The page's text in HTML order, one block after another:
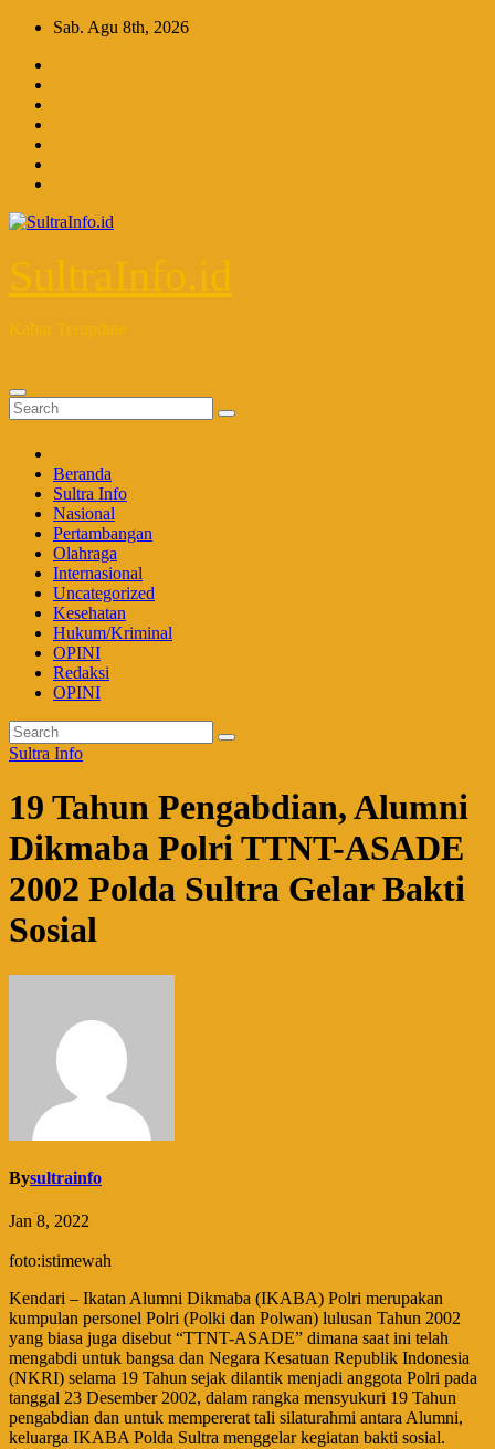
Skip
content
Sab. Agu 8th, 2026
SultraInfo.id
Kabar Terupdate
Beranda
Sultra Info
Nasional
Pertambangan
Olahraga
Internasional
Uncategorized
Kesehatan
Hukum/Kriminal
OPINI
Redaksi
OPINI
Sultra Info
19 Tahun Pengabdian, Alumni
Dikmaba Polri TTNT-ASADE
2002 Polda Sultra Gelar Bakti
Sosial
Bysultrainfo
Jan 8, 2022
foto:istimewah
Kendari – Ikatan Alumni Dikmaba (IKABA) Polri merupakan
kumpulan personel Polri (Polki dan Polwan) lulusan Tahun 2002
yang biasa juga disebut “TTNT-ASADE” dimana saat ini telah
mengabdi untuk bangsa dan Negara Kesatuan Republik Indonesia
(NKRI) selama 19 Tahun sejak dilantik menjadi anggota Polri pada
tanggal 23 Desember 2002, dalam rangka mensyukuri 19 Tahun
pengabdian dan untuk mempererat tali silaturahmi antara Alumni,
keluarga IKABA Polda Sultra menggelar kegiatan bakti sosial.